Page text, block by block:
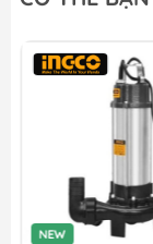
NEW